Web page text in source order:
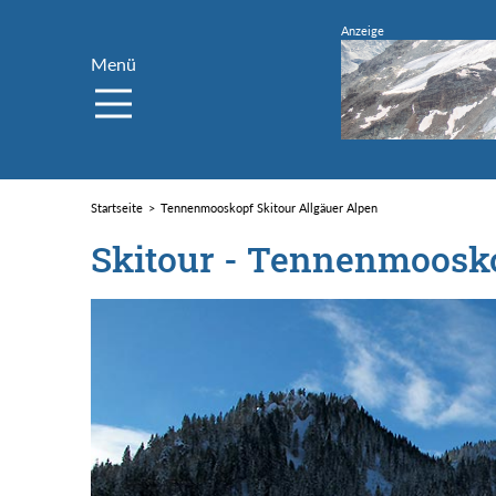
Menü
Startseite Tennenmooskopf Skitour Allgäuer Alpen
Skitour -